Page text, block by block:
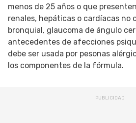
menos de 25 años o que
renales, hepáticas o cardíacas no
bronquial, glaucoma de ángulo
antecedentes de afecciones
debe ser usada por pesonas
los componentes de la fórmula.